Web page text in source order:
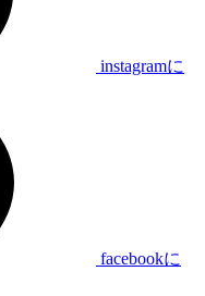
instagramに
facebookに